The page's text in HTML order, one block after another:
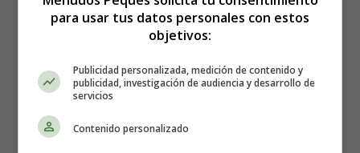
Colorear Seguridad Vial
10
para usar tus datos personales con estos
objetivos:
Publicidad personalizada, medición de contenido y
publicidad, investigación de audiencia y desarrollo de
servicios
Contenido personalizado